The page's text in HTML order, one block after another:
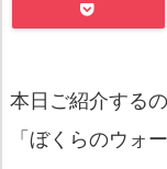
本日ご紹介する
「ぼくらのウォ